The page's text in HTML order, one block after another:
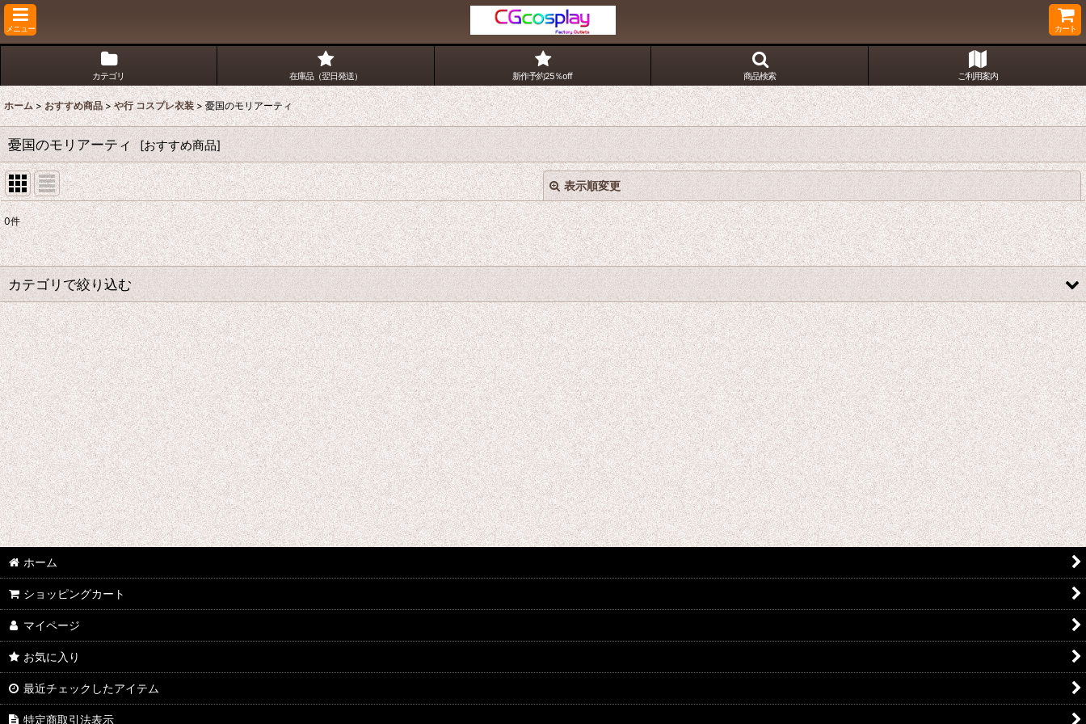
メニュー カート
カテゴリ 在庫品（翌日発送） 新作予約25％off 商品検索 ご利用案内
ホーム > おすすめ商品 > や行 コスプレ衣装 > 憂国のモリアーティ
憂国のモリアーティ [おすすめ商品]
表示順変更
表示数:
並び順:
絞り込む
閉じる
0件
カテゴリで絞り込む
や行 コスプレ衣装 (全商品)
ユーリ!!! on ICE
弱虫ペダル
幼女戦記
山田くんと7人の魔女
夢王国と眠れる100人の王子様
遊☆戯☆王デュエルモンスターズGX
幽☆遊☆白書
約束のネバーランド
遊戯王
ようこそ実力至上主義の教室へ
憂国のモリアーティ
ホーム
ショッピングカート
マイページ
お気に入り
最近チェックしたアイテム
特定商取引法表示